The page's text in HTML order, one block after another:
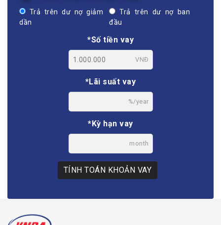
Trả trên dư nợ giảm
dần
Trả trên dư nợ ban
đầu
*Số tiền vay
VNĐ
*Lãi suất vay
%/year
*Kỳ hạn vay
month
TÍNH TOÁN KHOẢN VAY